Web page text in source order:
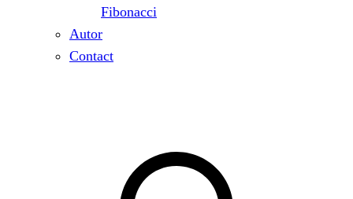
Fibonacci
Autor
Contact